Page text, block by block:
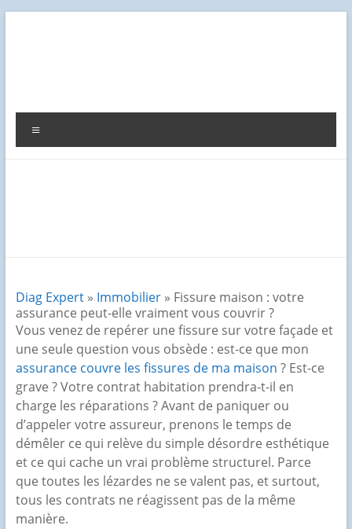
Diag
Expert
Diag Expert» Immobilier» Fissure maison : votre
assurance peut-elle vraiment vous couvrir ?
Vous venez de repérer une fissure sur votre façade et
une seule question vous obsède : est-ce que mon
assurance couvre les fissures de ma maison ? Est-ce
grave ? Votre contrat habitation prendra-t-il en
charge les réparations ? Avant de paniquer ou
d’appeler votre assureur, prenons le temps de
démêler ce qui relève du simple désordre esthétique
et ce qui cache un vrai problème structurel. Parce
que toutes les lézardes ne se valent pas, et surtout,
tous les contrats ne réagissent pas de la même
manière.